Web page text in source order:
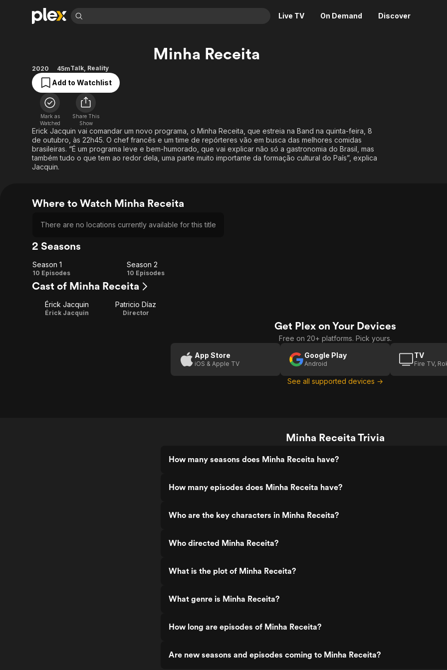
Live TV On Demand Discover
Movies & TV Shows
Most Popular
Leaving Soon
Learn More
Free Movies & TV Shows
Categories
Sci-Fi
Thriller
Western
Descriptive Audio
Browse Channels
Featured Channels
Property Brothers
ION Plus
The First 48 by A&E
Categories
Explore
Food, Home & Culture
Kids & Family
En Español
Minha Receita
2020 45mTalk, Reality
Add to Watchlist
Mark as
Watched
Share This
Show
Erick Jacquin vai comandar um novo programa, o Minha Receita, que estreia na Band na quinta-feira, 8
de outubro, às 22h45. O chef francês e um time de repórteres vão em busca das melhores comidas
brasileiras. “É um programa leve e bem-humorado, que vai explicar não só a gastronomia do Brasil, mas
também tudo o que tem ao redor dela, uma parte muito importante da formação cultural do País”, explica
Jacquin.
Where to Watch Minha Receita
There are no locations currently available for this title
2 Seasons
Season
1
Season 1
10 Episodes
Season
Season 2
10 Episodes
Cast of Minha Receita
Érick Jacquin
Érick Jacquin
Patricio Díaz
Director
Get Plex on Your Devices
Free on 20+ platforms. Pick yours.
App Store
iOS & Apple TV
Google Play
Android
TV
Fire TV,
See all supported devices →
Minha Receita Trivia
How many seasons does Minha Receita have?
How many episodes does Minha Receita have?
Who are the key characters in Minha Receita?
Who directed Minha Receita?
What is the plot of Minha Receita?
What genre is Minha Receita?
How long are episodes of Minha Receita?
Are new seasons and episodes coming to Minha Receita?